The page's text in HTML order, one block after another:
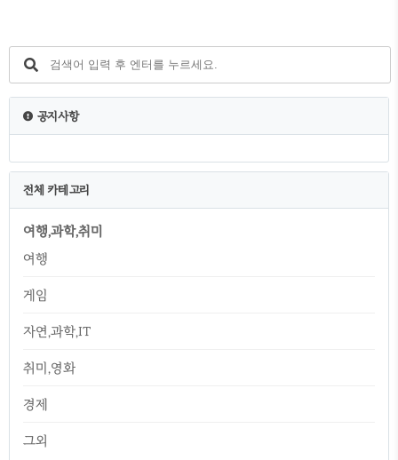
공지사항
전체 카테고리
여행,과학,취미
여행
게임
자연,과학,IT
취미,영화
경제
그외